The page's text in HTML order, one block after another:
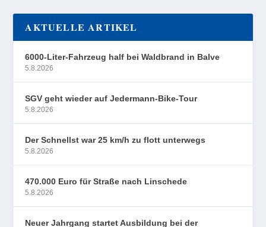
AKTUELLE ARTIKEL
6000-Liter-Fahrzeug half bei Waldbrand in Balve
5.8.2026
SGV geht wieder auf Jedermann-Bike-Tour
5.8.2026
Der Schnellst war 25 km/h zu flott unterwegs
5.8.2026
470.000 Euro für Straße nach Linschede
5.8.2026
Neuer Jahrgang startet Ausbildung bei der